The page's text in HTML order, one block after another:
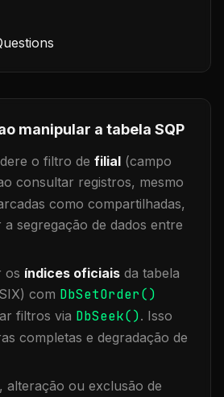
manipular a tabela SQP
o filtro de filial (campo
consultar registros, mesmo
como compartilhadas,
segregação de dados entre
os índices oficiais da tabela
com DbSetOrder()
filtros via DbSeek(). Isso
completas e degradação de
alteração ou exclusão de